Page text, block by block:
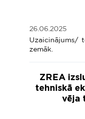
26.06.2025
Uzaicinājums/
zemāk.
ZREA
tehniskā
vēja